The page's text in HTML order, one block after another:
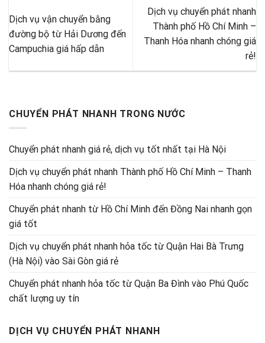
Dịch vụ vận chuyển bằng
đường bộ từ Hải Dương đến
Campuchia giá hấp dẫn
Dịch vụ chuyển phát nhanh
Thành phố Hồ Chí Minh –
Thanh Hóa nhanh chóng giá
rẻ!
CHUYỂN PHÁT NHANH TRONG NƯỚC
Chuyển phát nhanh giá rẻ, dịch vụ tốt nhất tại Hà Nội
Dịch vụ chuyển phát nhanh Thành phố Hồ Chí Minh – Thanh
Hóa nhanh chóng giá rẻ!
Chuyển phát nhanh từ Hồ Chí Minh đến Đồng Nai nhanh gọn
giá tốt
Dịch vụ chuyển phát nhanh hỏa tốc từ Quận Hai Bà Trưng
(Hà Nội) vào Sài Gòn giá rẻ
Chuyển phát nhanh hỏa tốc từ Quận Ba Đình vào Phú Quốc
chất lượng uy tín
DỊCH VỤ CHUYỂN PHÁT NHANH